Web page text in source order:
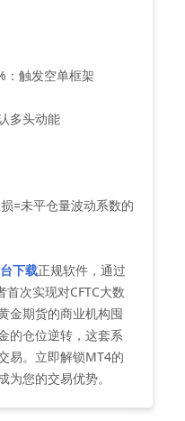
触发空单框架
多头动能
=未平仓量波动系数的
下载正规软件，通过
次实现对CFTC大数
金期货的商业机构囤
的仓位逆转，这套系
易。立即解锁MT4的
您的交易优势。